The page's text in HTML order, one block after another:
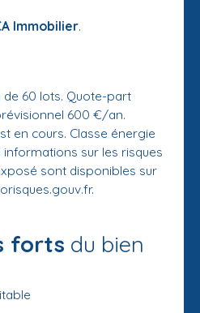
Immobilier.
60 lots. Quote-part
600 €/an.
en cours. Classe énergie
informations sur les risques
sont disponibles sur
forts du bien